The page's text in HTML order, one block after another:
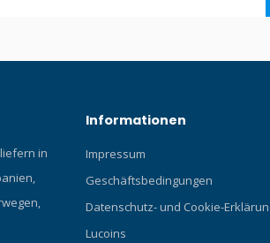
in
Informationen
Impressum
Geschäftsbedingungen
Datenschutz- und Cookie-
Lucoins